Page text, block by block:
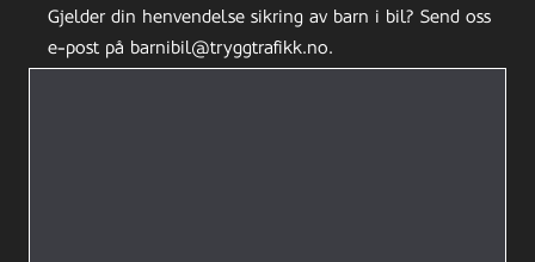
Gjelder din henvendelse sikring av barn i bil? Send oss
e-post på barnibil@tryggtrafikk.no.